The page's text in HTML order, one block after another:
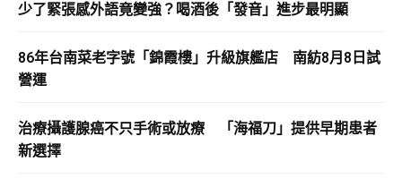
少了緊張感外語竟變強？喝酒後「發音」進步最明顯
86年台南菜老字號「錦霞樓」升級旗艦店 南紡8月8日試
營運
治療攝護腺癌不只手術或放療 「海福刀」提供早期患者
新選擇